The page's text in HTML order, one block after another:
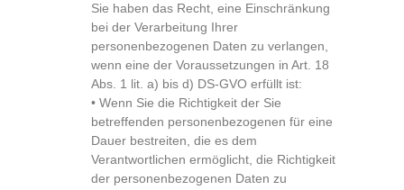
Sie haben das Recht, eine Einschränkung
bei der Verarbeitung Ihrer
personenbezogenen Daten zu verlangen,
wenn eine der Voraussetzungen in Art. 18
Abs. 1 lit. a) bis d) DS-GVO erfüllt ist:
• Wenn Sie die Richtigkeit der Sie
betreffenden personenbezogenen für eine
Dauer bestreiten, die es dem
Verantwortlichen ermöglicht, die Richtigkeit
der personenbezogenen Daten zu